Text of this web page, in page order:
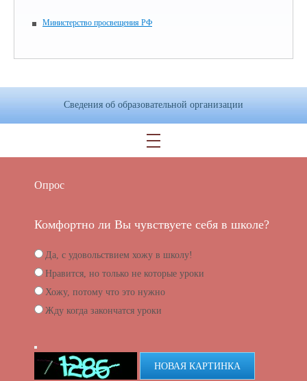
Министерство просвещения РФ
Сведения об образовательной организации
Опрос
Комфортно ли Вы чувствуете себя в школе?
Да, с удовольствием хожу в школу!
Нравится, но только не которые уроки
Хожу, потому что это нужно
Жду когда закончатся уроки
НОВАЯ КАРТИНКА